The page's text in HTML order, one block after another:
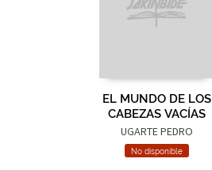
EL MUNDO DE LOS
CABEZAS VACÍAS
UGARTE PEDRO
No disponible